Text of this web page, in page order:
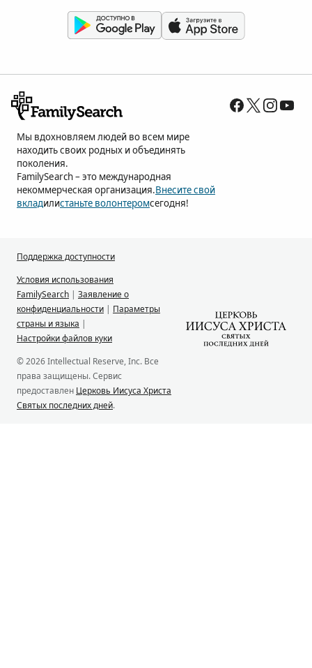
Мы вдохновляем людей во всем мире
находить своих родных и объединять
поколения.
FamilySearch – это международная
некоммерческая организация.Внесите свой
вкладилистаньте волонтеромсегодня!
Поддержка доступности
Условия использования
FamilySearch | Заявление о
конфиденциальности | Параметры
страны и языка |
Настройки файлов куки
© 2026 Intellectual Reserve, Inc. Все
права защищены. Сервис
предоставлен Церковь Иисуса Христа
Святых последних дней.